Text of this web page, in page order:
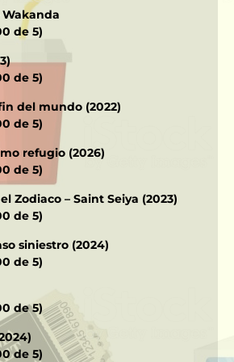
Wakanda
de 5)
de 5)
del mundo (2022)
de 5)
refugio (2026)
de 5)
Zodiaco – Saint Seiya (2023)
de 5)
siniestro (2024)
de 5)
de 5)
de 5)